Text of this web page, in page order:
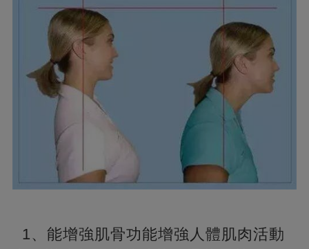
1、能增強肌骨功能增強人體肌肉活動